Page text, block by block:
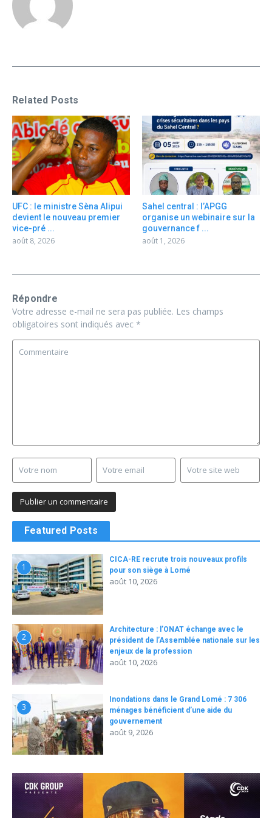
Related Posts
UFC : le ministre Sèna Alipui
devient le nouveau premier
vice-pré ...
août 8, 2026
Sahel central : l’APGG
organise un webinaire sur la
gouvernance f ...
août 1, 2026
Répondre
Votre adresse e-mail ne sera pas publiée. Les champs
obligatoires sont indiqués avec *
Featured Posts
1
CICA-RE recrute trois nouveaux profils
pour son siège à Lomé
août 10, 2026
2
Architecture : l’ONAT échange avec le
président de l’Assemblée nationale sur les
enjeux de la profession
août 10, 2026
3
Inondations dans le Grand Lomé : 7 306
ménages bénéficient d’une aide du
gouvernement
août 9, 2026